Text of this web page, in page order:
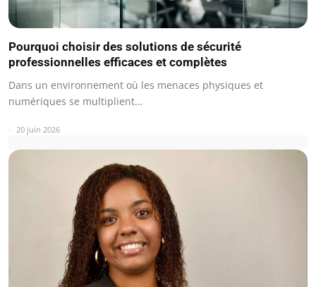
Pourquoi choisir des solutions de sécurité
professionnelles efficaces et complètes
Dans un environnement où les menaces physiques et
numériques se multiplient…
20 juin 2026